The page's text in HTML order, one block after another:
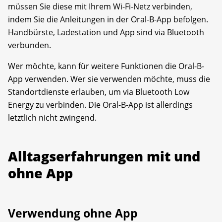
müssen Sie diese mit Ihrem Wi-Fi-Netz verbinden,
indem Sie die Anleitungen in der Oral-B-App befolgen.
Handbürste, Ladestation und App sind via Bluetooth
verbunden.
Wer möchte, kann für weitere Funktionen die Oral-B-
App verwenden. Wer sie verwenden möchte, muss die
Standortdienste erlauben, um via Bluetooth Low
Energy zu verbinden. Die Oral-B-App ist allerdings
letztlich nicht zwingend.
Alltagserfahrungen mit und
ohne App
Verwendung ohne App